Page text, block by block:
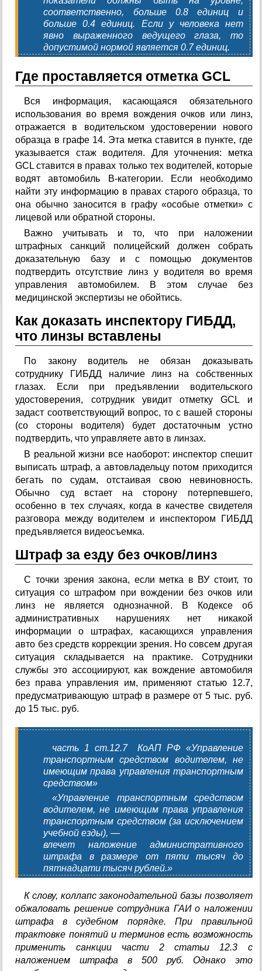
соответственно, больше 0.8 единиц и
больше 0.4 единиц. Если у человека нет
явно выраженного ведущего глаза, то
допустимой нормой является 0.7 единиц.
Где проставляется отметка GCL
Вся информация, касающаяся обязательного
использования во время вождения очков или линз,
отражается в водительском удостоверении нового
образца в графе 14. Эта метка ставится в пункте, где
указывается стаж водителя. Для уточнения: метка
GCL ставится в правах только тех водителей, которые
водят автомобиль В-категории. Если необходимо
найти эту информацию в правах старого образца, то
она обычно заносится в графу «особые отметки» с
лицевой или обратной стороны.
Важно учитывать и то, что при наложении
штрафных санкций полицейский должен собрать
доказательную базу и с помощью документов
подтвердить отсутствие линз у водителя во время
управления автомобилем. В этом случае без
медицинской экспертизы не обойтись.
Как доказать инспектору ГИБДД,
что линзы вставлены
По закону водитель не обязан доказывать
сотруднику ГИБДД наличие линз на собственных
глазах. Если при предъявлении водительского
удостоверения, сотрудник увидит отметку GCL и
задаст соответствующий вопрос, то с вашей стороны
(со стороны водителя) будет достаточным устно
подтвердить, что управляете авто в линзах.
В реальной жизни все наоборот: инспектор спешит
выписать штраф, а автовладельцу потом приходится
бегать по судам, отстаивая свою невиновность.
Обычно суд встает на сторону потерпевшего,
особенно в тех случаях, когда в качестве свидетеля
разговора между водителем и инспектором ГИБДД
предъявляется видеосъемка.
Штраф за езду без очков/линз
С точки зрения закона, если метка в ВУ стоит, то
ситуация со штрафом при вождении без очков или
линз не является однозначной. В Кодексе об
административных нарушениях нет никакой
информации о штрафах, касающихся управления
авто без средств коррекции зрения. Но совсем другая
ситуация складывается на практике. Сотрудники
службы это ассоциируют, как вождение автомобиля
без права управления им, применяют статью 12.7,
предусматривающую штраф в размере от 5 тыс. руб.
до 15 тыс. руб.
часть 1 ст.12.7 КоАП РФ «Управление
транспортным средством водителем, не
имеющим права управления транспортным
средством»
«Управление транспортным средством
водителем, не имеющим права управления
транспортным средством (за исключением
учебной езды), —
влечет наложение административного
штрафа в размере от пяти тысяч до
пятнадцати тысяч рублей.»
К слову, коллапс законодательной базы позволяет
обжаловать решение сотрудника ГАИ о наложении
штрафа в судебном порядке. При правильной
трактовке понятий и терминов есть возможность
применить санкции части 2 статьи 12.3 с
наложением штрафа в 500 руб. Однако это